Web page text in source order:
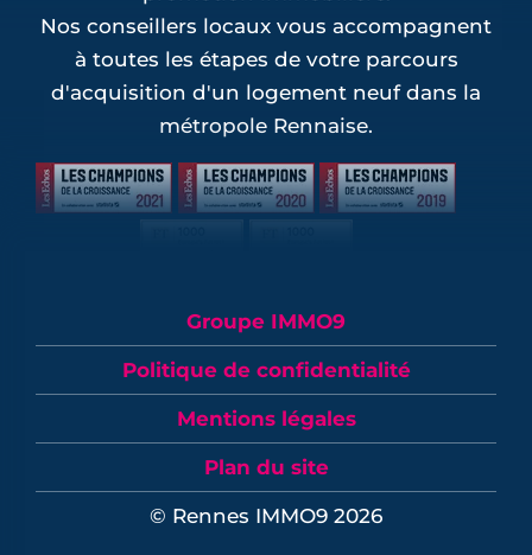
Nos conseillers locaux vous accompagnent
à toutes les étapes de votre parcours
d'acquisition d'un logement neuf dans la
métropole Rennaise.
Groupe IMMO9
Politique de confidentialité
Mentions légales
Plan du site
© Rennes IMMO9 2026